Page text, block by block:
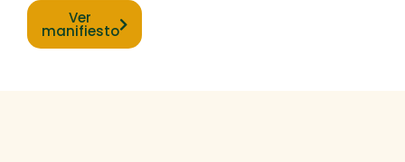
Ver
manifiesto